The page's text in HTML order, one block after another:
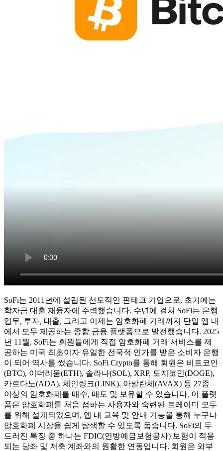
SoFi는 2011년에 설립된 선도적인 핀테크 기업으로, 초기에는
학자금 대출 재융자에 주력했습니다. 수년에 걸쳐 SoFi는 은행
업무, 투자, 대출, 그리고 이제는 암호화폐 거래까지 단일 앱 내
에서 모두 제공하는 종합 금융 플랫폼으로 발전했습니다. 2025
년 11월, SoFi는 회원들에게 직접 암호화폐 거래 서비스를 제
공하는 미국 최초이자 유일한 전국적 인가를 받은 소비자 은행
이 되어 역사를 썼습니다. SoFi Crypto를 통해 회원은 비트코인
(BTC), 이더리움(ETH), 솔라나(SOL), XRP, 도지코인(DOGE),
카르다노(ADA), 체인링크(LINK), 아발란체(AVAX) 등 27종
이상의 암호화폐를 매수, 매도 및 보유할 수 있습니다. 이 플랫
폼은 암호화폐를 처음 접하는 사용자와 숙련된 트레이더 모두
를 위해 설계되었으며, 앱 내 교육 및 안내 기능을 통해 누구나
암호화폐 시장을 쉽게 탐색할 수 있도록 돕습니다. SoFi의 두
드러진 특징 중 하나는 FDIC(연방예금보험공사) 보험이 적용
되는 당좌 및 저축 계좌와의 원활한 연동입니다. 회원은 외부